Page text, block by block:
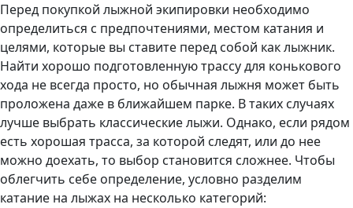
Перед покупкой лыжной экипировки необходимо
определиться с предпочтениями, местом катания и
целями, которые вы ставите перед собой как лыжник.
Найти хорошо подготовленную трассу для конькового
хода не всегда просто, но обычная лыжня может быть
проложена даже в ближайшем парке. В таких случаях
лучше выбрать классические лыжи. Однако, если рядом
есть хорошая трасса, за которой следят, или до нее
можно доехать, то выбор становится сложнее. Чтобы
облегчить себе определение, условно разделим
катание на лыжах на несколько категорий: